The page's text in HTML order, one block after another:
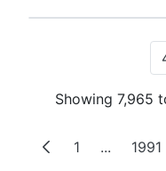
Showing 7,965
Page
1 ... 1991